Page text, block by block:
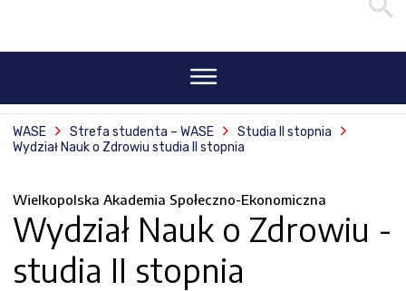
WASE Strefa studenta – WASE
Studia II stopnia
Wydział Nauk o Zdrowiu studia II stopnia
Wielkopolska Akademia Społeczno-Ekonomiczna
Wydział Nauk o Zdrowiu -
studia II stopnia